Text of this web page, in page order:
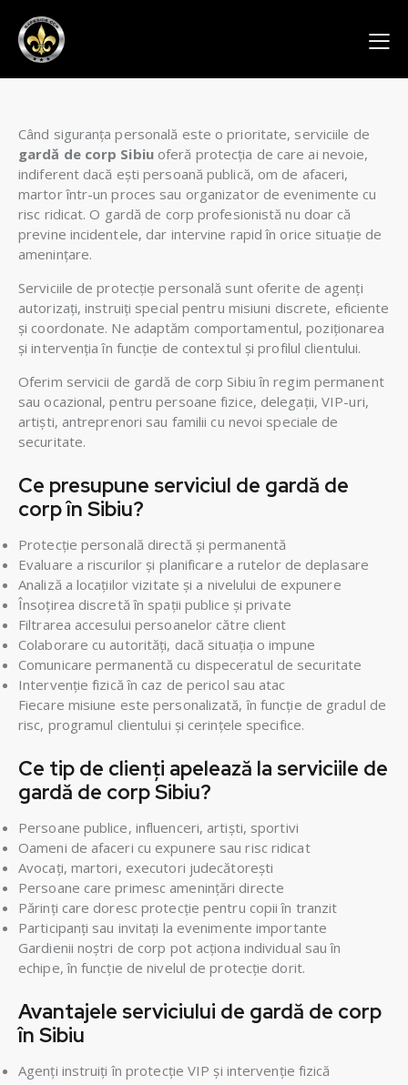
Când siguranța personală este o prioritate, serviciile de
gardă de corp Sibiuoferă protecția de care ai nevoie,
indiferent dacă ești persoană publică, om de afaceri,
martor într-un proces sau organizator de evenimente cu
risc ridicat. O gardă de corp profesionistă nu doar că
previne incidentele, dar intervine rapid în orice situație de
amenințare.
Serviciile de protecție personală sunt oferite de agenți
autorizați, instruiți special pentru misiuni discrete, eficiente
și coordonate. Ne adaptăm comportamentul, poziționarea
și intervenția în funcție de contextul și profilul clientului.
Oferim servicii de gardă de corp Sibiu în regim permanent
sau ocazional, pentru persoane fizice, delegații, VIP-uri,
artiști, antreprenori sau familii cu nevoi speciale de
securitate.
Ce presupune serviciul de gardă de
corp în Sibiu?
Protecție personală directă și permanentă
Evaluare a riscurilor și planificare a rutelor de deplasare
Analiză a locațiilor vizitate și a nivelului de expunere
Însoțirea discretă în spații publice și private
Filtrarea accesului persoanelor către client
Colaborare cu autorități, dacă situația o impune
Comunicare permanentă cu dispeceratul de securitate
Intervenție fizică în caz de pericol sau atac
Fiecare misiune este personalizată, în funcție de gradul de
risc, programul clientului și cerințele specifice.
Ce tip de clienți apelează la serviciile de
gardă de corp Sibiu?
Persoane publice, influenceri, artiști, sportivi
Oameni de afaceri cu expunere sau risc ridicat
Avocați, martori, executori judecătorești
Persoane care primesc amenințări directe
Părinți care doresc protecție pentru copii în tranzit
Participanți sau invitați la evenimente importante
Gardienii noștri de corp pot acționa individual sau în
echipe, în funcție de nivelul de protecție dorit.
Avantajele serviciului de gardă de corp
în Sibiu
Agenți instruiți în protecție VIP și intervenție fizică